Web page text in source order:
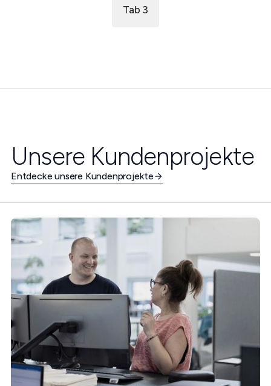
Tab 3
Unsere Kundenprojekte
Entdecke unsere Kundenprojekte